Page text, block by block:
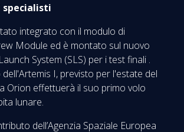
integrato con il modulo di
Module ed è montato sul nuovo
System (SLS) per i test finali .
I, previsto per l'estate del
Orion effettuerà il suo primo volo
lunare.
dell’Agenzia Spaziale Europea